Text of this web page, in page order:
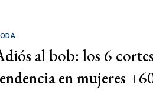
al bob: los 6
en mujeres